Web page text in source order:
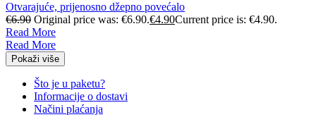
Otvarajuće, prijenosno džepno povećalo
€6.90 Original price was: €6.90.€4.90Current price is: €4.90.
Read More
Read More
Pokaži više
Što je u paketu?
Informacije o dostavi
Načini plaćanja